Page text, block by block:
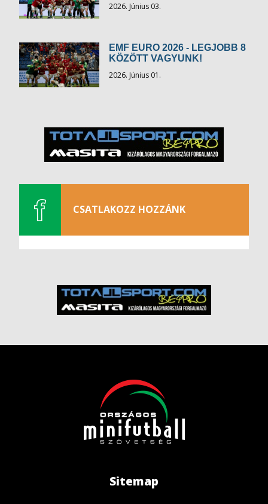
2026. Június 03.
EMF EURO 2026 - LEGJOBB 8
KÖZÖTT VAGYUNK!
2026. Június 01.
CSATLAKOZZ HOZZÁNK
Sitemap